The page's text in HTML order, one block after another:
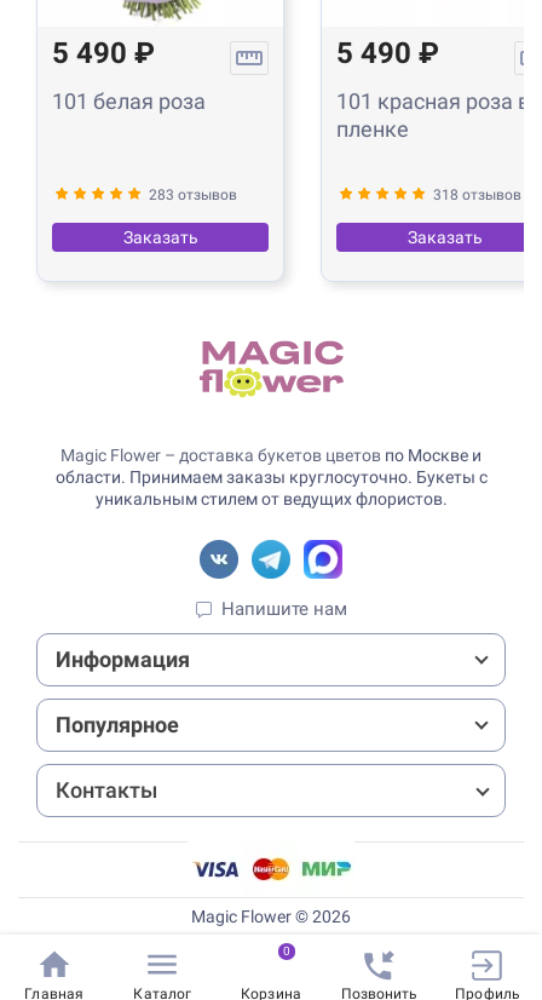
Главная Каталог
0
Корзина Позвонить Профиль
5 490 ₽
101 белая роза
283 отзывов
Заказать
5 490 ₽
101 красная роза в
пленке
318 отзывов
Заказать
Magic Flower – доставка букетов цветов по Москве и
области. Принимаем заказы круглосуточно. Букеты с
уникальным стилем от ведущих флористов.
Напишите нам
Информация
Популярное
Контакты
Magic Flower © 2026